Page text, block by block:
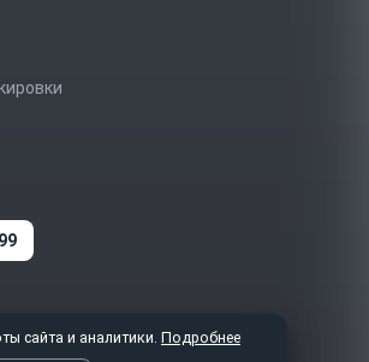
MAX
сайта и аналитики. Подробнее